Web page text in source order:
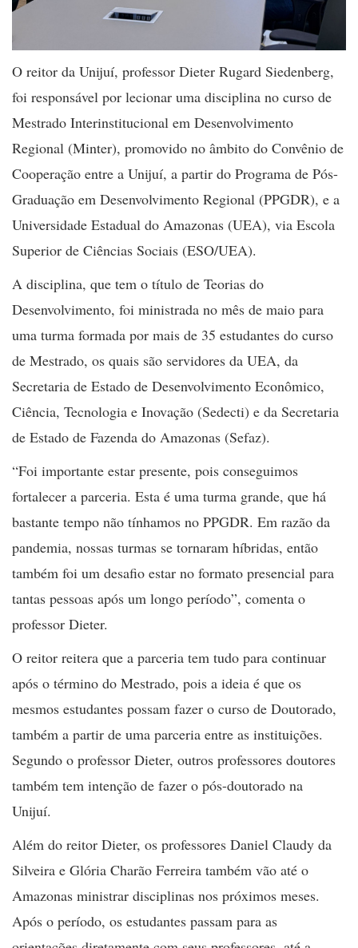
O reitor da Unijuí, professor Dieter Rugard Siedenberg,
foi responsável por lecionar uma disciplina no curso de
Mestrado Interinstitucional em Desenvolvimento
Regional (Minter), promovido no âmbito do Convênio de
Cooperação entre a Unijuí, a partir do Programa de Pós-
Graduação em Desenvolvimento Regional (PPGDR), e a
Universidade Estadual do Amazonas (UEA), via Escola
Superior de Ciências Sociais (ESO/UEA).
A disciplina, que tem o título de Teorias do
Desenvolvimento, foi ministrada no mês de maio para
uma turma formada por mais de 35 estudantes do curso
de Mestrado, os quais são servidores da UEA, da
Secretaria de Estado de Desenvolvimento Econômico,
Ciência, Tecnologia e Inovação (Sedecti) e da Secretaria
de Estado de Fazenda do Amazonas (Sefaz).
“Foi importante estar presente, pois conseguimos
fortalecer a parceria. Esta é uma turma grande, que há
bastante tempo não tínhamos no PPGDR. Em razão da
pandemia, nossas turmas se tornaram híbridas, então
também foi um desafio estar no formato presencial para
tantas pessoas após um longo período”, comenta o
professor Dieter.
O reitor reitera que a parceria tem tudo para continuar
após o término do Mestrado, pois a ideia é que os
mesmos estudantes possam fazer o curso de Doutorado,
também a partir de uma parceria entre as instituições.
Segundo o professor Dieter, outros professores doutores
também tem intenção de fazer o pós-doutorado na
Unijuí.
Além do reitor Dieter, os professores Daniel Claudy da
Silveira e Glória Charão Ferreira também vão até o
Amazonas ministrar disciplinas nos próximos meses.
Após o período, os estudantes passam para as